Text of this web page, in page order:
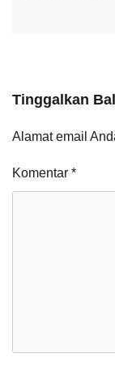
Tinggalkan
Alamat email
Komentar *